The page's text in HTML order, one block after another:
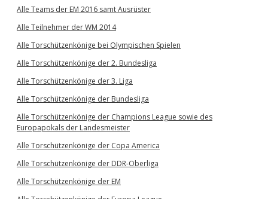
Alle Teams der EM 2016 samt Ausrüster
Alle Teilnehmer der WM 2014
Alle Torschützenkönige bei Olympischen Spielen
Alle Torschützenkönige der 2. Bundesliga
Alle Torschützenkönige der 3. Liga
Alle Torschützenkönige der Bundesliga
Alle Torschützenkönige der Champions League sowie des
Europapokals der Landesmeister
Alle Torschützenkönige der Copa America
Alle Torschützenkönige der DDR-Oberliga
Alle Torschützenkönige der EM